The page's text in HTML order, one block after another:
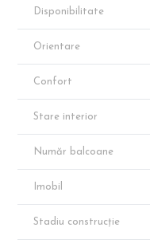
Disponibilitate
Orientare
Confort
Stare interior
Număr balcoane
Imobil
Stadiu construcție